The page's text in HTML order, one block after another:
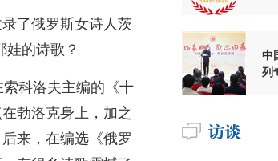
了俄罗斯女诗人茨
娃的诗歌？
科洛夫主编的《十
勃洛克身上，加之
来，在编选《俄罗
中
列